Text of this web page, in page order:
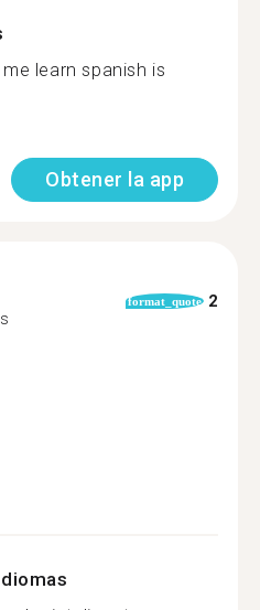
learn spanish is
Obtener la app
format_quote 2